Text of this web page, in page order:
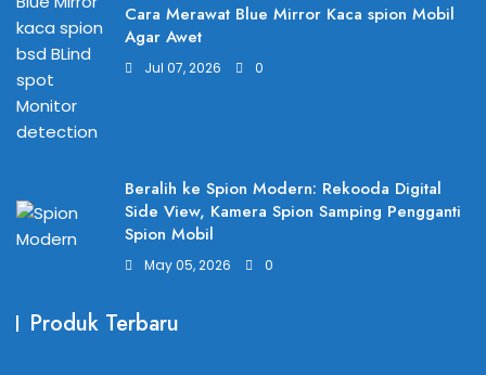
Cara Merawat Blue Mirror Kaca spion Mobil
Agar Awet
Jul 07, 2026 0
Beralih ke Spion Modern: Rekooda Digital
Side View, Kamera Spion Samping Pengganti
Spion Mobil
May 05, 2026 0
Produk Terbaru